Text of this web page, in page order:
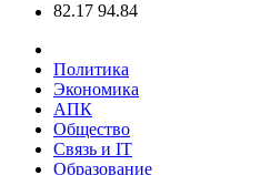
82.17 94.84
Политика
Экономика
АПК
Общество
Связь и IT
Образование